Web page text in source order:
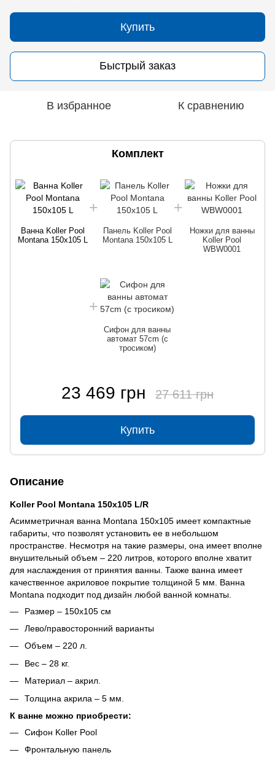
Купить
Быстрый заказ
В избранное К сравнению
Комплект
Ванна Koller Pool
Montana 150х105 L
Панель Koller Pool
Montana 150х105 L
Ножки для ванны
Koller Pool
WBW0001
Сифон для ванны
автомат 57cm (с
тросиком)
23 469 грн 27 611 грн
Купить
Описание
Koller Pool Montana 150x105 L/R
Асимметричная ванна Montana 150x105 имеет компактные
габариты, что позволят установить ее в небольшом
пространстве. Несмотря на такие размеры, она имеет вполне
внушительный объем – 220 литров, которого вполне хватит
для наслаждения от принятия ванны. Также ванна имеет
качественное акриловое покрытие толщиной 5 мм. Ванна
Montana подходит под дизайн любой ванной комнаты.
Размер – 150х105 см
Лево/правосторонний варианты
Объем – 220 л.
Вес – 28 кг.
Материал – акрил.
Толщина акрила – 5 мм.
К ванне можно приобрести:
Сифон Koller Pool
Фронтальную панель